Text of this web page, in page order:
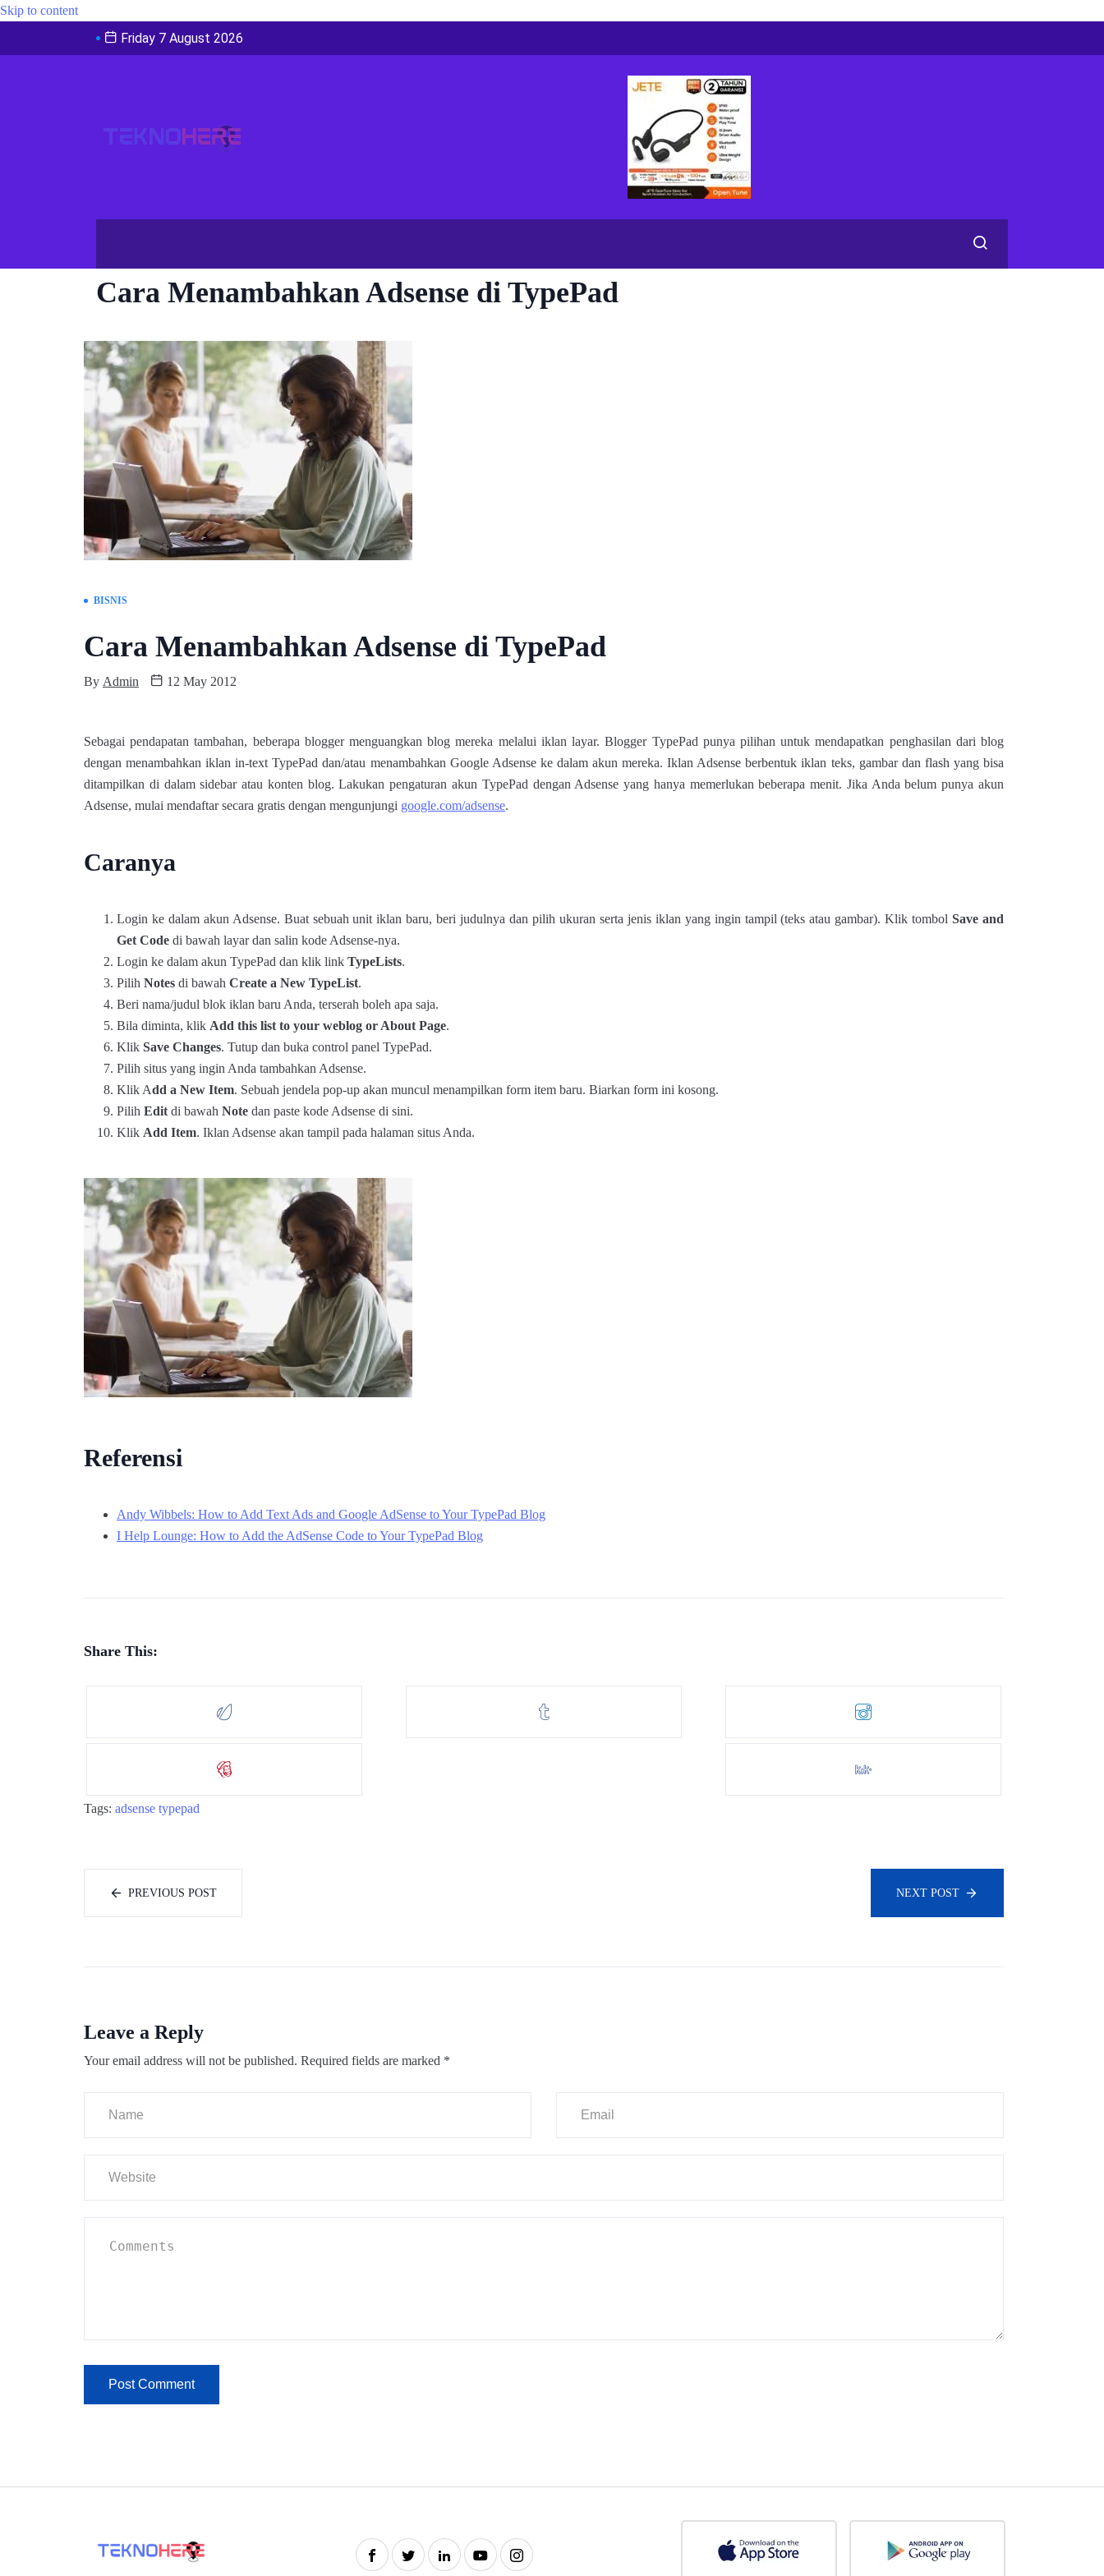
Skip to content
Friday 7 August 2026
Cara Menambahkan Adsense di TypePad
BISNIS
Cara Menambahkan Adsense di TypePad
By Admin 12 May 2012
Sebagai pendapatan tambahan, beberapa blogger menguangkan blog mereka melalui iklan layar. Blogger TypePad punya pilihan untuk mendapatkan penghasilan dari blog
dengan menambahkan iklan in-text TypePad dan/atau menambahkan Google Adsense ke dalam akun mereka. Iklan Adsense berbentuk iklan teks, gambar dan flash yang bisa
ditampilkan di dalam sidebar atau konten blog. Lakukan pengaturan akun TypePad dengan Adsense yang hanya memerlukan beberapa menit. Jika Anda belum punya akun
Adsense, mulai mendaftar secara gratis dengan mengunjungi google.com/adsense.
Caranya
Login ke dalam akun Adsense. Buat sebuah unit iklan baru, beri judulnya dan pilih ukuran serta jenis iklan yang ingin tampil (teks atau gambar). Klik tombolSave and
Get Code di bawah layar dan salin kode Adsense-nya.
Login ke dalam akun TypePad dan klik link TypeLists.
Pilih Notes di bawah Create a New TypeList.
Beri nama/judul blok iklan baru Anda, terserah boleh apa saja.
Bila diminta, klik Add this list to your weblog or About Page.
Klik Save Changes. Tutup dan buka control panel TypePad.
Pilih situs yang ingin Anda tambahkan Adsense.
Klik Add a New Item. Sebuah jendela pop-up akan muncul menampilkan form item baru. Biarkan form ini kosong.
Pilih Edit di bawah Note dan paste kode Adsense di sini.
Klik Add Item. Iklan Adsense akan tampil pada halaman situs Anda.
Referensi
Andy Wibbels: How to Add Text Ads and Google AdSense to Your TypePad Blog
I Help Lounge: How to Add the AdSense Code to Your TypePad Blog
Share This:
Tags: adsense typepad
PREVIOUS POST NEXT POST
Leave a Reply
Your email address will not be published. Required fields are marked *